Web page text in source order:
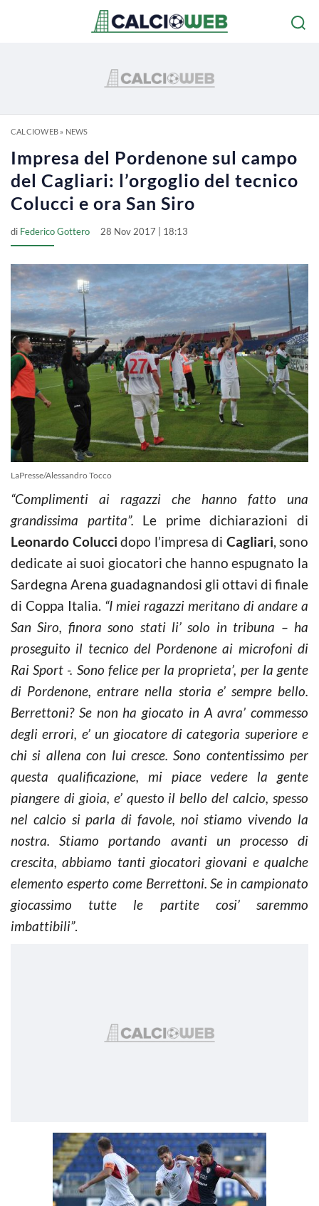
CALCIOWEB» NEWS
Impresa del Pordenone sul campo
del Cagliari: l’orgoglio del tecnico
Colucci e ora San Siro
di Federico Gottero 28 Nov 2017 | 18:13
LaPresse/Alessandro Tocco
“Complimenti ai ragazzi che hanno fatto una
grandissima partita”. Le prime dichiarazioni di
Leonardo Colucci dopo l’impresa di Cagliari, sono
dedicate ai suoi giocatori che hanno espugnato la
Sardegna Arena guadagnandosi gli ottavi di finale
di Coppa Italia. “I miei ragazzi meritano di andare a
San Siro, finora sono stati li’ solo in tribuna – ha
proseguito il tecnico del Pordenone ai microfoni di
Rai Sport -. Sono felice per la proprieta’, per la gente
di Pordenone, entrare nella storia e’ sempre bello.
Berrettoni? Se non ha giocato in A avra’ commesso
degli errori, e’ un giocatore di categoria superiore e
chi si allena con lui cresce. Sono contentissimo per
questa qualificazione, mi piace vedere la gente
piangere di gioia, e’ questo il bello del calcio, spesso
nel calcio si parla di favole, noi stiamo vivendo la
nostra. Stiamo portando avanti un processo di
crescita, abbiamo tanti giocatori giovani e qualche
elemento esperto come Berrettoni. Se in campionato
giocassimo tutte le partite cosi’ saremmo
imbattibili”.